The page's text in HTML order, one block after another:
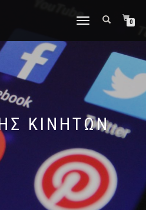
ΕΝΑΛΛΑΓΉ
0
ΚΙΝΗΤΩΝ